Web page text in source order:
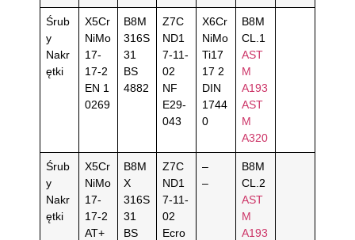
Śrub
y
Nakr
ętki
X5Cr
NiMo
17-
17-2
EN 1
0269
B8M
316S
31
BS
4882
Z7C
ND1
7-11-
02
NF
E29-
043
X6Cr
NiMo
Ti17
17 2
DIN
1744
0
B8M
CL.1
AST
M
A193
AST
M
A320
Śrub
y
Nakr
ętki
X5Cr
NiMo
17-
17-2
AT+
B8M
X
316S
31
BS
Z7C
ND1
7-11-
02
Ecro
–
–
B8M
CL.2
AST
M
A193